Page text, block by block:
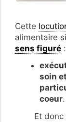
Cette
alimentaire
sens figuré :
soin
coeur.
Et donc